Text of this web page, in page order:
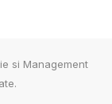
si Management